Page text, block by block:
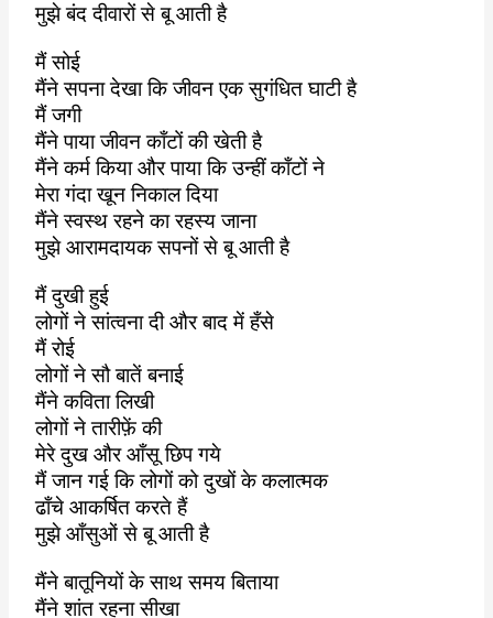
मुझे बंद दीवारों से बू आती है
मैं सोई
मैंने सपना देखा कि जीवन एक सुगंधित घाटी है
मैं जगी
मैंने पाया जीवन काँटों की खेती है
मैंने कर्म किया और पाया कि उन्हीं काँटों ने
मेरा गंदा खून निकाल दिया
मैंने स्वस्थ रहने का रहस्य जाना
मुझे आरामदायक सपनों से बू आती है
मैं दुखी हुई
लोगों ने सांत्वना दी और बाद में हँसे
मैं रोई
लोगों ने सौ बातें बनाई
मैंने कविता लिखी
लोगों ने तारीफ़ें की
मेरे दुख और आँसू छिप गये
मैं जान गई कि लोगों को दुखों के कलात्मक
ढाँचे आकर्षित करते हैं
मुझे आँसुओं से बू आती है
मैंने बातूनियों के साथ समय बिताया
मैंने शांत रहना सीखा